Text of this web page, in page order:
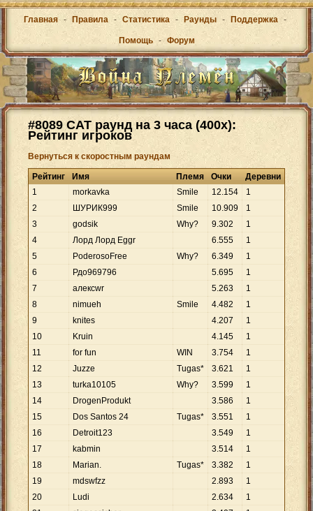
Главная - Правила - Статистика - Раунды - Поддержка -
Помощь - Форум
#8089 САТ раунд на 3 часа (400х):
Рейтинг игроков
Вернуться к скоростным раундам
Рейтинг Имя Племя Очки
Деревни
1
morkavka Smile 12.154
1
2
ШУРИК999 Smile 10.909
1
3
godsik Why? 9.302
1
4
Лорд Лорд Eggr 6.555
1
5
PoderosoFree Why? 6.349
1
6
Рдо969796 5.695
1
7
алексwr 5.263
1
8
nimueh Smile 4.482
1
9
knites 4.207
1
10
Kruin 4.145
1
11
for fun WIN 3.754
1
12
Juzze Tugas* 3.621
1
13
turka10105 Why? 3.599
1
14
DrogenProdukt 3.586
1
15
Dos Santos 24 Tugas* 3.551
1
16
Detroit123 3.549
1
17
kabmin 3.514
1
18
Marian. Tugas* 3.382
1
19
mdswfzz 2.893
1
20
Ludi 2.634
1